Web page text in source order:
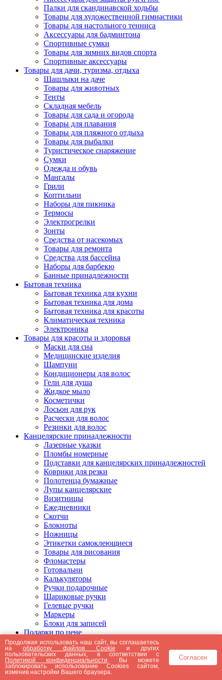
Палки для скандинавской ходьбы
Товары для художественной гимнастики
Товары для настольного тенниса
Аксессуары для бадминтона
Спортивные сумки
Товары для зимних видов спорта
Спортивные аксессуары
Товары для дачи, туризма, отдыха
Шашлыки на даче
Товары для животных
Тенты
Складная мебель
Товары для сада и огорода
Товары для плавания
Товары для пляжного отдыха
Товары для рыбалки
Туристическое снаряжение
Сумки
Одежда и обувь
Мангалы
Грили
Коптильни
Наборы для пикника
Термосы
Электрогрелки
Зонты
Средства от насекомых
Товары для ремонта
Средства для бассейна
Наборы для барбекю
Банные принадлежности
Бытовая техника
Бытовая техника для кухни
Бытовая техника для дома
Бытовая техника для красоты
Климатическая техника
Электроника
Товары для красоты и здоровья
Маски для сна
Медицинские изделия
Шампуни
Кондиционеры для волос
Гели для душа
Жидкое мыло
Косметички
Лосьон для рук
Расчески для волос
Резинки для волос
Канцелярские принадлежности
Лазерные указки
Пломбы номерные
Подставки для канцелярских принадлежностей
Коврики для резки
Полотенца бумажные
Лупы канцелярские
Визитницы
Ежедневники
Скотчи
Блокноты
Ножницы
Этикетки самоклеющиеся
Товары для рисования
Фломастеры
Готовальни
Калькуляторы
Ручки подарочные
Шариковые ручки
Гелевые ручки
Маркеры
Блоки для записей
Подарки по цене
Подарки от 5000 рублей
Подарки до 5000 рублей
Подарки до 3000 рублей
Подарки до 2000 рублей
Подарки до 1000 рублей
Продолжая использовать наш сайт, вы соглашаетесь
наобработку файлов Cookie и других
пользовательских данных, в соответствии с
Политикой конфиденциальности . Вы можете
заблокировать использование Cookies сайтом,
изменив настройки Вашего браузера.
Согласен